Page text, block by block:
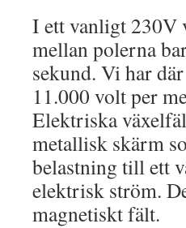
I ett vanligt 230V
mellan polerna
sekund. Vi har
11.000 volt per
Elektriska
metallisk skärm
belastning till ett
elektrisk ström.
magnetiskt fält.